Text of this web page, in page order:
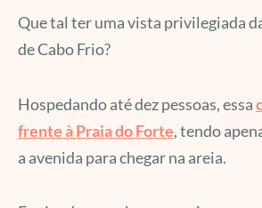
Que tal ter uma vista privilegiada
de Cabo Frio?
Hospedando até dez pessoas, essa
frente à Praia do Forte, tendo
a avenida para chegar na areia.